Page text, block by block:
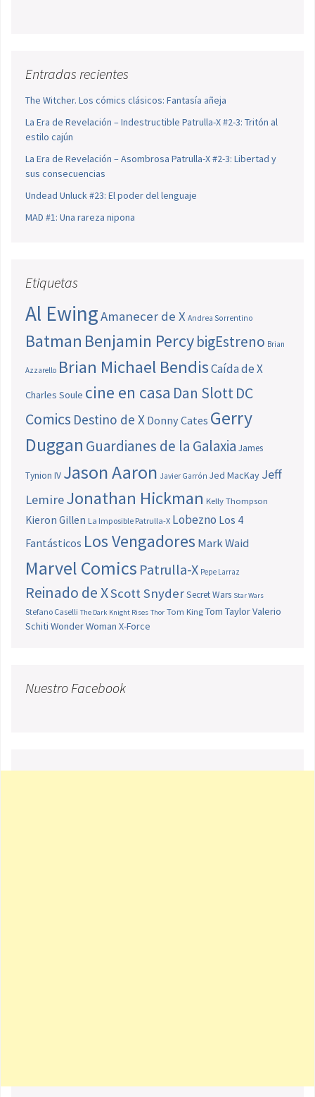
Entradas recientes
The Witcher. Los cómics clásicos: Fantasía añeja
La Era de Revelación – Indestructible Patrulla-X #2-3: Tritón al
estilo cajún
La Era de Revelación – Asombrosa Patrulla-X #2-3: Libertad y
sus consecuencias
Undead Unluck #23: El poder del lenguaje
MAD #1: Una rareza nipona
Etiquetas
Al EwingAmanecer de X Andrea Sorrentino
Batman Benjamin PercybigEstreno Brian
Azzarello Brian Michael BendisCaída de X
Charles Soule cine en casa Dan SlottDC
Comics Destino de X Donny Cates Gerry
Duggan Guardianes de la Galaxia James
Tynion IV Jason Aaron Javier Garrón Jed MacKay Jeff
LemireJonathan Hickman Kelly Thompson
Kieron Gillen La Imposible Patrulla-X Lobezno Los 4
Fantásticos Los Vengadores Mark Waid
Marvel Comics Patrulla-X Pepe Larraz
Reinado de XScott SnyderSecret Wars Star Wars
Stefano Caselli The Dark Knight Rises Thor Tom King Tom TaylorValerio
Schiti Wonder Woman X-Force
Nuestro Facebook